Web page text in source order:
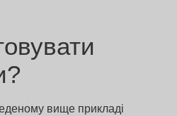
вище прикладі